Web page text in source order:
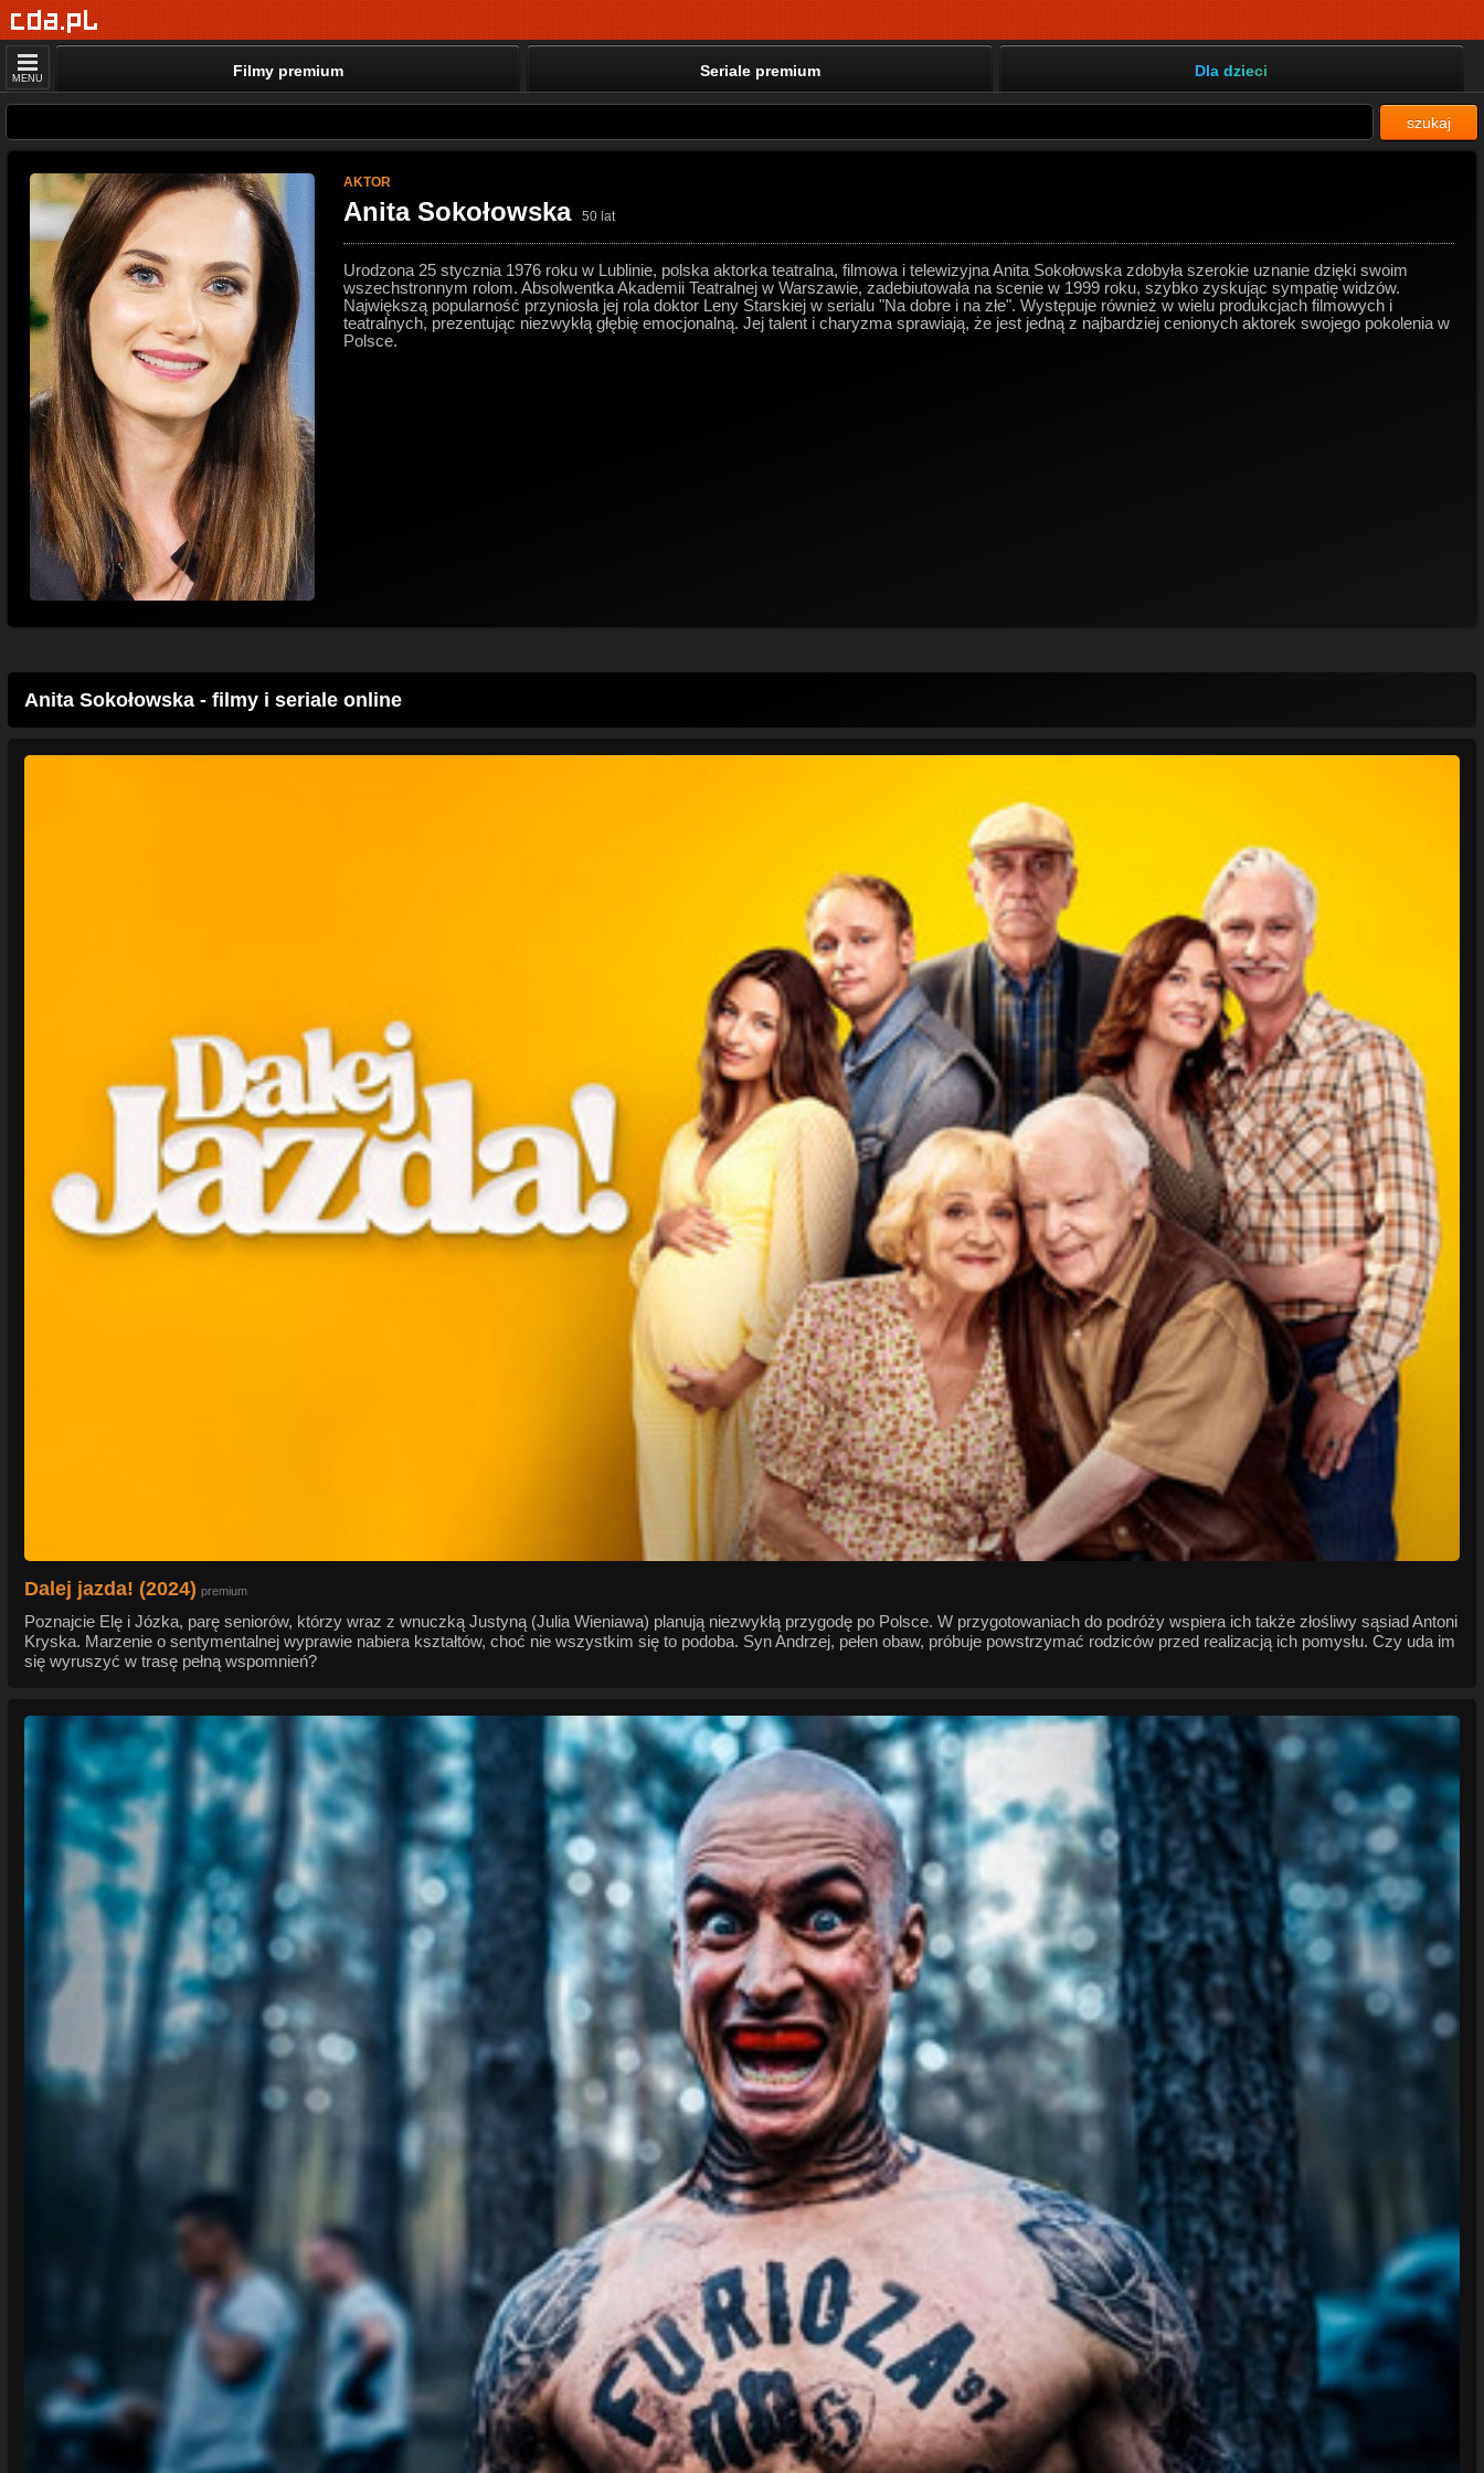
MENU Filmy premium Seriale premium Dla dzieci
szukaj
AKTOR
Anita Sokołowska 50 lat
Urodzona 25 stycznia 1976 roku w Lublinie, polska aktorka teatralna, filmowa i telewizyjna Anita Sokołowska zdobyła szerokie uznanie dzięki swoim
wszechstronnym rolom. Absolwentka Akademii Teatralnej w Warszawie, zadebiutowała na scenie w 1999 roku, szybko zyskując sympatię widzów.
Największą popularność przyniosła jej rola doktor Leny Starskiej w serialu "Na dobre i na złe". Występuje również w wielu produkcjach filmowych i
teatralnych, prezentując niezwykłą głębię emocjonalną. Jej talent i charyzma sprawiają, że jest jedną z najbardziej cenionych aktorek swojego pokolenia w
Polsce.
Anita Sokołowska - filmy i seriale online
Dalej jazda! (2024) premium
Poznajcie Elę i Józka, parę seniorów, którzy wraz z wnuczką Justyną (Julia Wieniawa) planują niezwykłą przygodę po Polsce. W przygotowaniach do podróży wspiera ich także złośliwy sąsiad Antoni
Kryska. Marzenie o sentymentalnej wyprawie nabiera kształtów, choć nie wszystkim się to podoba. Syn Andrzej, pełen obaw, próbuje powstrzymać rodziców przed realizacją ich pomysłu. Czy uda im
się wyruszyć w trasę pełną wspomnień?